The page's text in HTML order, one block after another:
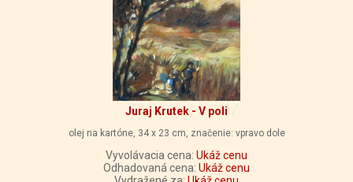
Juraj Krutek - V poli
olej na kartóne, 34 x 23 cm, značenie: vpravo dole
Vyvolávacia cena: Ukáž cenu
Odhadovaná cena: Ukáž cenu